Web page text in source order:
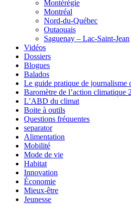
Montérégie
Montréal
Nord-du-Québec
Outaouais
Saguenay – Lac-Saint-Jean
Vidéos
Dossiers
Blogues
Balados
Le guide pratique de journalisme
Baromètre de l’action climatique
L’ABD du climat
Boite à outils
Questions fréquentes
separator
Alimentation
Mobilité
Mode de vie
Habitat
Innovation
Économie
Mieux-être
Jeunesse